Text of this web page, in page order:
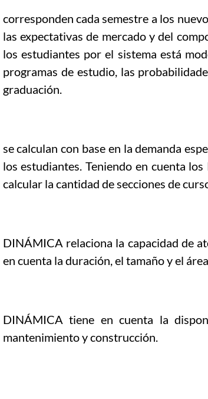
corresponden cada semestre a los
las expectativas de mercado y del
los estudiantes por el sistema está
programas de estudio, las
graduación.
se calculan con base en la demanda
los estudiantes. Teniendo en cuenta
calcular la cantidad de secciones de
DINÁMICA relaciona la capacidad de
en cuenta la duración, el tamaño y el
DINÁMICA tiene en cuenta la
mantenimiento y construcción.